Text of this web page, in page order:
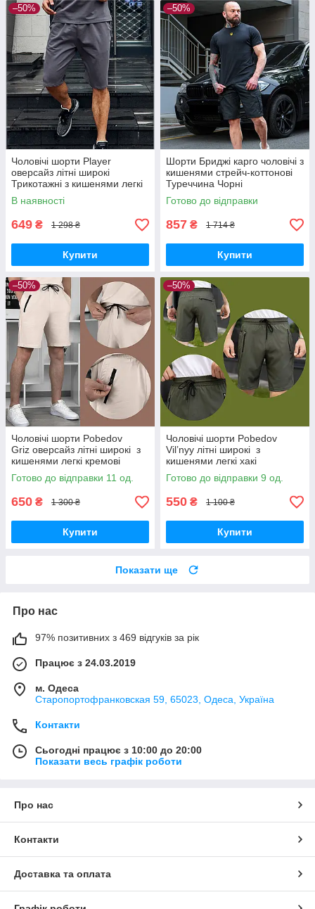
–50%
Чоловічі шорти Player
оверсайз літні широкі
Трикотажні з кишенями легкі
темно-сірі
В наявності
649 ₴ 1 298 ₴
Купити
–50%
Шорти Бриджі карго чоловічі з
кишенями стрейч-коттонові
Туреччина Чорні
Готово до відправки
857 ₴ 1 714 ₴
Купити
–50%
Чоловічі шорти Pobedov
Griz оверсайз літні широкі з
кишенями легкі кремові
Готово до відправки 11 од.
650 ₴ 1 300 ₴
Купити
–50%
Чоловічі шорти Pobedov
Vil’nyy літні широкі з
кишенями легкі хакі
Готово до відправки 9 од.
550 ₴ 1 100 ₴
Купити
Показати ще
Про нас
97% позитивних з 469 відгуків за рік
Працює з 24.03.2019
м. Одеса
Старопортофранковская 59, 65023, Одеса, Україна
Контакти
Сьогодні працює з 10:00 до 20:00
Показати весь графік роботи
Про нас
Контакти
Доставка та оплата